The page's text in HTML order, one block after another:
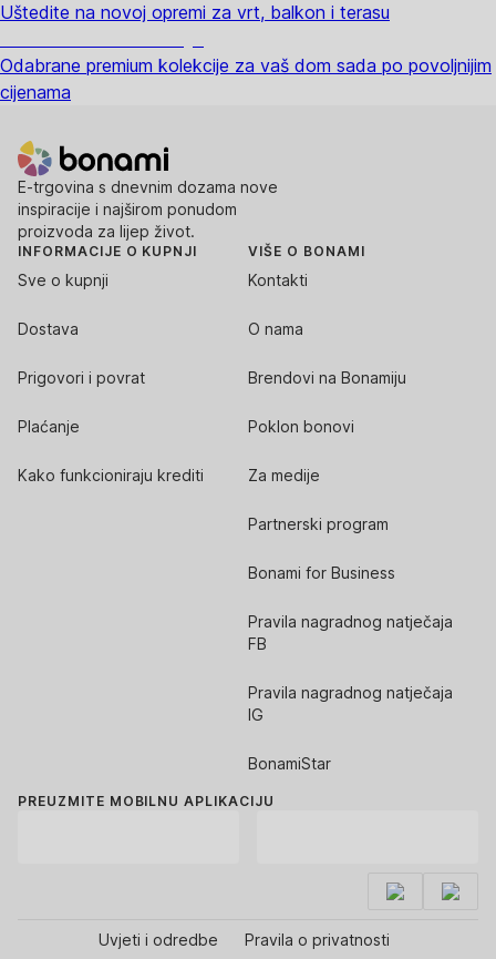
Uštedite na novoj opremi za vrt, balkon i terasu
Odabrane premium kolekcije za vaš dom sada po povoljnijim
cijenama
E-trgovina s dnevnim dozama nove
inspiracije i najširom ponudom
proizvoda za lijep život.
INFORMACIJE O KUPNJI
Sve o kupnji
Dostava
Prigovori i povrat
Plaćanje
Kako funkcioniraju krediti
VIŠE O BONAMI
Kontakti
O nama
Brendovi na Bonamiju
Poklon bonovi
Za medije
Partnerski program
Bonami for Business
Pravila nagradnog natječaja
FB
Pravila nagradnog natječaja
IG
BonamiStar
PREUZMITE MOBILNU APLIKACIJU
Uvjeti i odredbe Pravila o privatnosti